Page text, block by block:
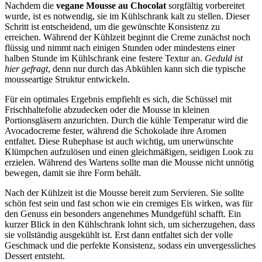
Nachdem die vegane Mousse au Chocolat sorgfältig vorbereitet
wurde, ist es notwendig, sie im Kühlschrank kalt zu stellen. Dieser
Schritt ist entscheidend, um die gewünschte Konsistenz zu
erreichen. Während der Kühlzeit beginnt die Creme zunächst noch
flüssig und nimmt nach einigen Stunden oder mindestens einer
halben Stunde im Kühlschrank eine festere Textur an. Geduld ist
hier gefragt, denn nur durch das Abkühlen kann sich die typische
mousseartige Struktur entwickeln.
Für ein optimales Ergebnis empfiehlt es sich, die Schüssel mit
Frischhaltefolie abzudecken oder die Mousse in kleinen
Portionsgläsern anzurichten. Durch die kühle Temperatur wird die
Avocadocreme fester, während die Schokolade ihre Aromen
entfaltet. Diese Ruhephase ist auch wichtig, um unerwünschte
Klümpchen aufzulösen und einen gleichmäßigen, seidigen Look zu
erzielen. Während des Wartens sollte man die Mousse nicht unnötig
bewegen, damit sie ihre Form behält.
Nach der Kühlzeit ist die Mousse bereit zum Servieren. Sie sollte
schön fest sein und fast schon wie ein cremiges Eis wirken, was für
den Genuss ein besonders angenehmes Mundgefühl schafft. Ein
kurzer Blick in den Kühlschrank lohnt sich, um sicherzugehen, dass
sie vollständig ausgekühlt ist. Erst dann entfaltet sich der volle
Geschmack und die perfekte Konsistenz, sodass ein unvergessliches
Dessert entsteht.